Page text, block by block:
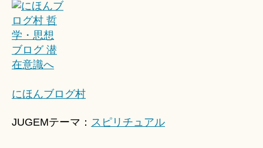
にほんブログ村
JUGEMテーマ： スピリチュアル